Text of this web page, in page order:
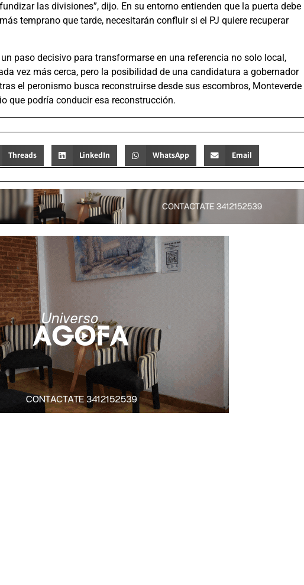
las divisiones”, dijo. En su entorno entienden que la puerta debe
temprano que tarde, necesitarán confluir si el PJ quiere recuperar
paso decisivo para transformarse en una referencia no solo local,
vez más cerca, pero la posibilidad de una candidatura a gobernador
el peronismo busca reconstruirse desde sus escombros, Monteverde
que podría conducir esa reconstrucción.
Threads LinkedIn WhatsApp Email